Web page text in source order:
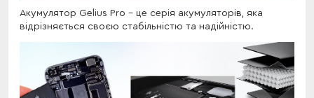
Акумулятор Gelius Pro - це серія акумуляторів, яка
відрізняється своєю стабільністю та надійністю.